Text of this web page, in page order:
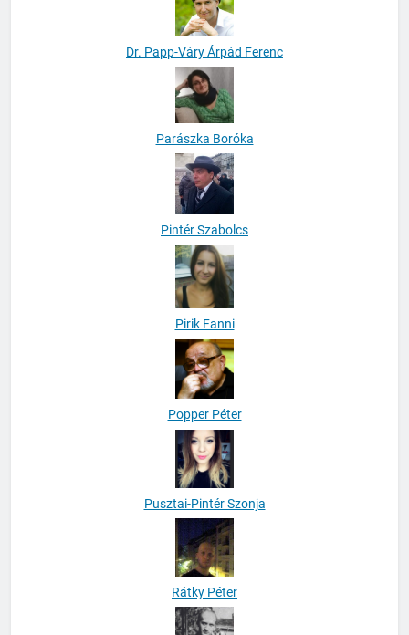
Dr. Papp-Váry Árpád Ferenc
Parászka Boróka
Pintér Szabolcs
Pirik Fanni
Popper Péter
Pusztai-Pintér Szonja
Rátky Péter